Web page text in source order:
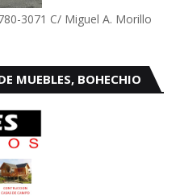
3071 C/ Miguel A. Morillo
MUEBLES, BOHECHIO